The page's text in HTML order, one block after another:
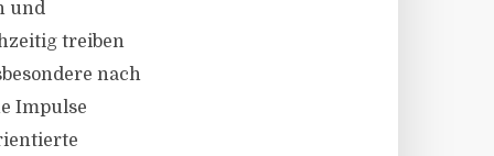
und
treiben
nach
Impulse